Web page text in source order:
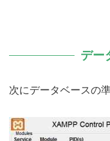
デー
次にデータベースの